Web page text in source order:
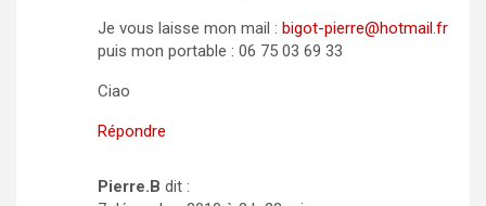
Je vous laisse mon mail : bigot-pierre@hotmail.fr
puis mon portable : 06 75 03 69 33
Ciao
Répondre
Pierre.B dit :